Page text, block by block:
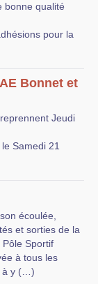
bonne qualité
pour la
Bonnet et
Jeudi
Samedi 21
écoulée,
et sorties de la
Sportif
à tous les
à y (…)